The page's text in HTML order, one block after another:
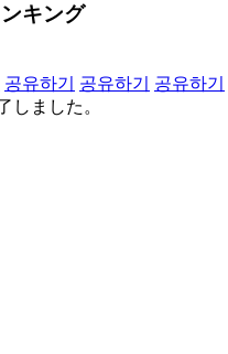
キング
공유하기 공유하기
공유하기
しました。